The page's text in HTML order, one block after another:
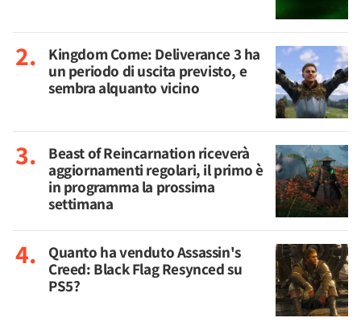
Kingdom Come: Deliverance 3 ha
un periodo di uscita previsto, e
sembra alquanto vicino
Beast of Reincarnation riceverà
aggiornamenti regolari, il primo è
in programma la prossima
settimana
Quanto ha venduto Assassin's
Creed: Black Flag Resynced su
PS5?